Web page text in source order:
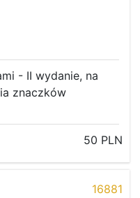
- II wydanie, na
znaczków
50 PLN
16881